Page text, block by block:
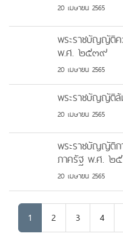
20 เมษายน 2565
พระราชบัญญัติค
พ.ศ. ๒๕๓๙
20 เมษายน 2565
พระราชบัญญัติ
20 เมษายน 2565
พระราชบัญญัติก
ภาครัฐ พ.ศ. ๒
20 เมษายน 2565
1 2 3 4